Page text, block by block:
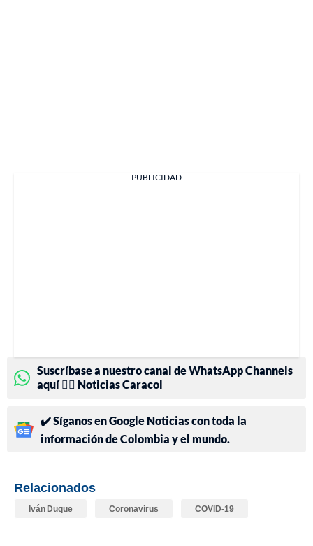
PUBLICIDAD
Suscríbase a nuestro canal de WhatsApp Channels
aquí 👉🏻 Noticias Caracol
✔️ Síganos en Google Noticias con toda la
información de Colombia y el mundo.
Relacionados
Iván Duque Coronavirus COVID-19